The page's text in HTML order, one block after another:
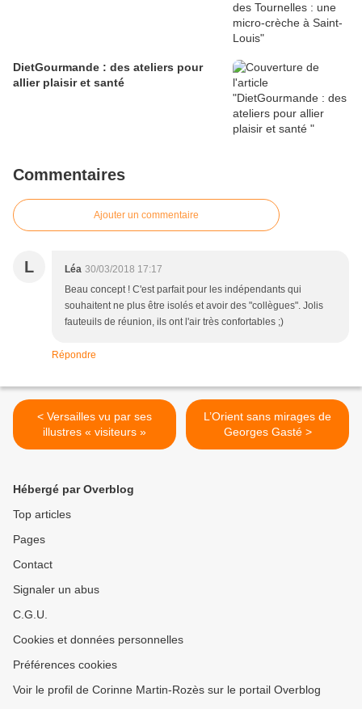
DietGourmande : des ateliers pour
allier plaisir et santé
Commentaires
Ajouter un commentaire
L Léa 30/03/2018 17:17
Beau concept ! C'est parfait pour les indépendants qui
souhaitent ne plus être isolés et avoir des "collègues". Jolis
fauteuils de réunion, ils ont l'air très confortables ;)
Répondre
< Versailles vu par ses
illustres « visiteurs »
L’Orient sans mirages de
Georges Gasté >
Hébergé par Overblog
Top articles
Pages
Contact
Signaler un abus
C.G.U.
Cookies et données personnelles
Préférences cookies
Voir le profil de Corinne Martin-Rozès sur le portail Overblog